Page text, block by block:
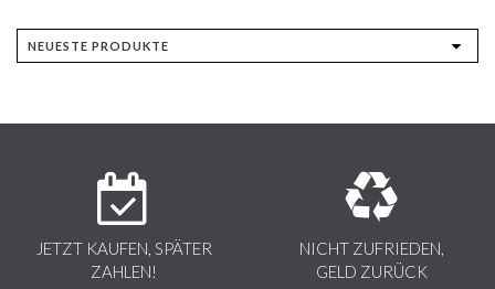
JETZT KAUFEN, SPÄTER
ZAHLEN!
NICHT ZUFRIEDEN,
GELD ZURÜCK